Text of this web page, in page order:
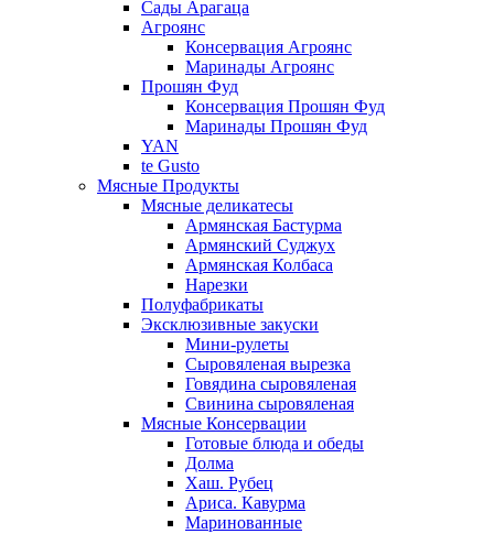
Сады Арагаца
Агроянс
Консервация Агроянс
Маринады Агроянс
Прошян Фуд
Консервация Прошян Фуд
Маринады Прошян Фуд
YAN
te Gusto
Мясные Продукты
Мясные деликатесы
Армянская Бастурма
Армянский Суджух
Армянская Колбаса
Нарезки
Полуфабрикаты
Эксклюзивные закуски
Мини-рулеты
Сыровяленая вырезка
Говядина сыровяленая
Свинина сыровяленая
Мясные Консервации
Готовые блюда и обеды
Долма
Хаш. Рубец
Ариса. Кавурма
Маринованные